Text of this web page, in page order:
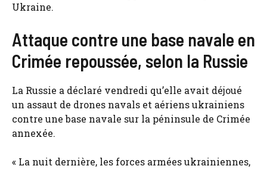
Ukraine.
Attaque contre une base navale en
Crimée repoussée, selon la Russie
La Russie a déclaré vendredi qu’elle avait déjoué
un assaut de drones navals et aériens ukrainiens
contre une base navale sur la péninsule de Crimée
annexée.
« La nuit dernière, les forces armées ukrainiennes,